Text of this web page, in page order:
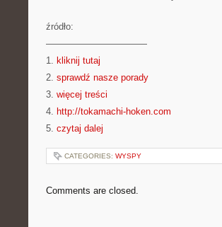
źródło:
———————————
1. kliknij tutaj
2. sprawdź nasze porady
3. więcej treści
4. http://tokamachi-hoken.com
5. czytaj dalej
CATEGORIES: WYSPY
Comments are closed.